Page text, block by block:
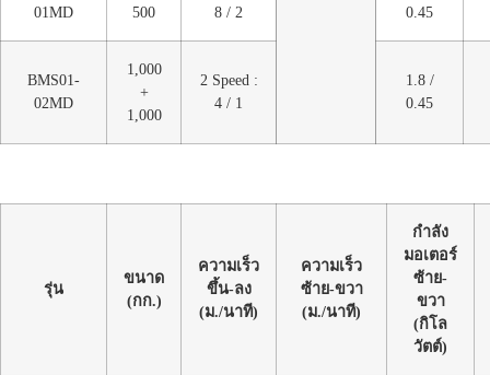
01MD
500
8 / 2
0.45
BMS01-
02MD
1,000
+
1,000
2 Speed :
4 / 1
1.8 /
0.45
รุ่น
ขนาด
(กก.)
ความเร็ว
ขึ้น-ลง
(ม./นาที)
ความเร็ว
ซ้าย-ขวา
(ม./นาที)
กำลัง
มอเตอร์
ซ้าย-
ขวา
(กิโล
วัตต์)